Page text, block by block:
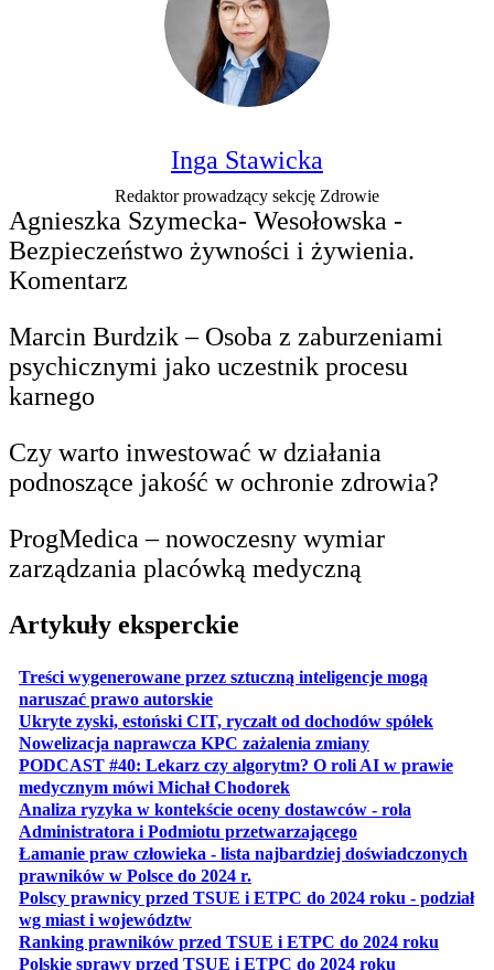
Inga Stawicka
Redaktor prowadzący sekcję Zdrowie
Agnieszka Szymecka- Wesołowska -
Bezpieczeństwo żywności i żywienia.
Komentarz
Marcin Burdzik – Osoba z zaburzeniami
psychicznymi jako uczestnik procesu
karnego
Czy warto inwestować w działania
podnoszące jakość w ochronie zdrowia?
ProgMedica – nowoczesny wymiar
zarządzania placówką medyczną
Artykuły eksperckie
Treści wygenerowane przez sztuczną inteligencje mogą
naruszać prawo autorskieotwiera się w nowej karcie
Ukryte zyski, estoński CIT, ryczałt od dochodów spółekotwiera
Nowelizacja naprawcza KPC zażalenia zmianyotwiera się w
PODCAST #40: Lekarz czy algorytm? O roli AI w prawie
medycznym mówi Michał Chodorekotwiera się w nowej karcie
Analiza ryzyka w kontekście oceny dostawców - rola
Administratora i Podmiotu przetwarzającegootwiera się w
Łamanie praw człowieka - lista najbardziej doświadczonych
prawników w Polsce do 2024 r.
Polscy prawnicy przed TSUE i ETPC do 2024 roku - podział
wg miast i województwotwiera się w nowej karcie
Ranking prawników przed TSUE i ETPC do 2024 roku
Polskie sprawy przed TSUE i ETPC do 2024 roku